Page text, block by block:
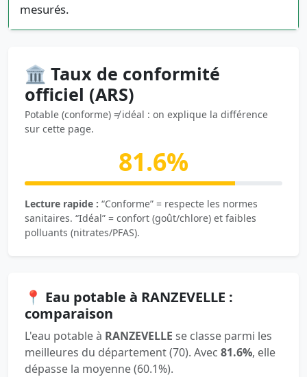
mesurés.
🏛️ Taux de conformité
officiel (ARS)
Potable (conforme) ≠ idéal : on explique la différence
sur cette page.
81.6%
Lecture rapide : “Conforme” = respecte les normes
sanitaires. “Idéal” = confort (goût/chlore) et faibles
polluants (nitrates/PFAS).
📍 Eau potable à RANZEVELLE :
comparaison
L'eau potable à RANZEVELLE se classe parmi les
meilleures du département (70). Avec 81.6%, elle
dépasse la moyenne (60.1%).